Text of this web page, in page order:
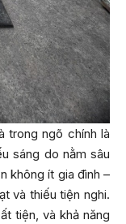
trong ngõ chính là
sáng do nằm sâu
không ít gia đình –
và thiếu tiện nghi.
tiện, và khả năng